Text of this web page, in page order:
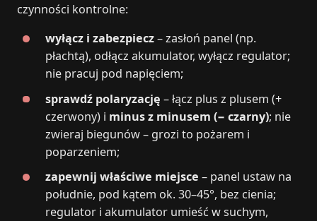
czynności kontrolne:
wyłącz i zabezpiecz– zasłoń panel (np.
płachtą), odłącz akumulator, wyłącz regulator;
nie pracuj pod napięciem;
sprawdź polaryzację – łącz plus z plusem (+
czerwony) i minus z minusem (− czarny); nie
zwieraj biegunów – grozi to pożarem i
poparzeniem;
zapewnij właściwe miejsce – panel ustaw na
południe, pod kątem ok. 30–45°, bez cienia;
regulator i akumulator umieść w suchym,